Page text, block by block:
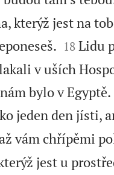
kterýž jest na

18 Lidu
v uších
bylo v
jeden den jísti,
vám chřípěmi
jest u